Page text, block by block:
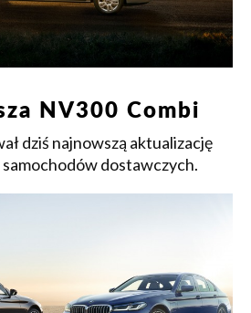
NV300 Combi
dziś najnowszą aktualizację
dostawczych.